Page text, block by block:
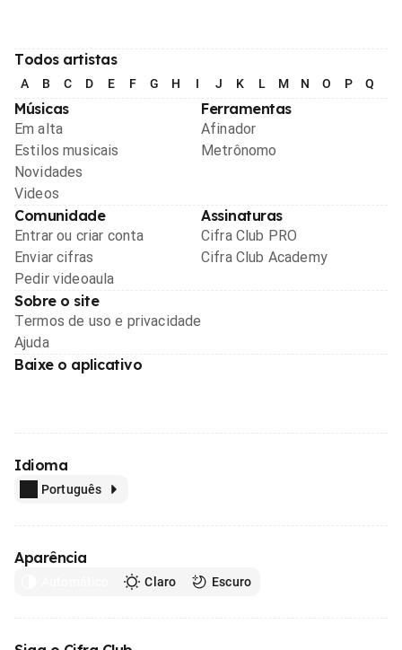
Todos artistas
A B C D E F G H I J K L M N O P Q
Músicas
Em alta
Estilos musicais
Novidades
Videos
Ferramentas
Afinador
Metrônomo
Comunidade
Entrar ou criar conta
Enviar cifras
Pedir videoaula
Assinaturas
Cifra Club PRO
Cifra Club Academy
Sobre o site
Termos de uso e privacidade
Ajuda
Baixe o aplicativo
Idioma
Português
Aparência
Claro Escuro